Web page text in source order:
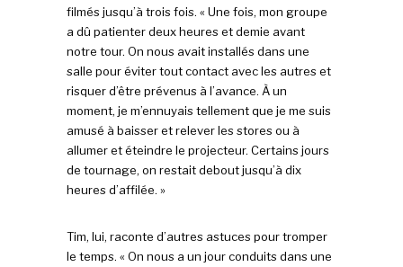
filmés jusqu’à trois fois. « Une fois, mon groupe
a dû patienter deux heures et demie avant
notre tour. On nous avait installés dans une
salle pour éviter tout contact avec les autres et
risquer d’être prévenus à l’avance. À un
moment, je m’ennuyais tellement que je me suis
amusé à baisser et relever les stores ou à
allumer et éteindre le projecteur. Certains jours
de tournage, on restait debout jusqu’à dix
heures d’affilée. »
Tim, lui, raconte d’autres astuces pour tromper
le temps. « On nous a un jour conduits dans une